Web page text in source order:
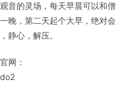
音的灵场，每天早晨可以和僧
晚，第二天起个大早，绝对会
静心，解压。
网：